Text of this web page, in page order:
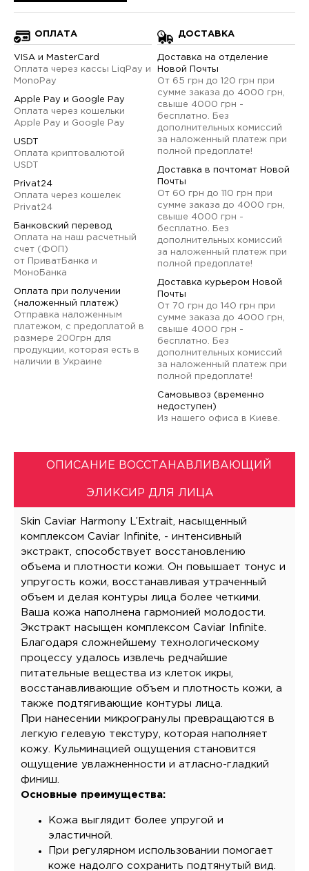
ОПЛАТА
VISA и MasterCard
Оплата через кассы LiqPay и
MonoPay
Apple Pay и Google Pay
Оплата через кошельки
Apple Pay и Google Pay
USDT
Оплата криптовалютой
USDT
Privat24
Оплата через кошелек
Privat24
Банковский перевод
Оплата на наш расчетный
счет (ФОП)
от ПриватБанка и
МоноБанка
Оплата при получении
(наложенный платеж)
Отправка наложенным
платежом, с предоплатой в
размере 200грн для
продукции, которая есть в
наличии в Украине
ДОСТАВКА
Доставка на отделение
Новой Почты
От 65 грн до 120 грн при
сумме заказа до 4000 грн,
свыше 4000 грн -
бесплатно. Без
дополнительных комиссий
за наложенный платеж при
полной предоплате!
Доставка в почтомат Новой
Почты
От 60 грн до 110 грн при
сумме заказа до 4000 грн,
свыше 4000 грн -
бесплатно. Без
дополнительных комиссий
за наложенный платеж при
полной предоплате!
Доставка курьером Новой
Почты
От 70 грн до 140 грн при
сумме заказа до 4000 грн,
свыше 4000 грн -
бесплатно. Без
дополнительных комиссий
за наложенный платеж при
полной предоплате!
Самовывоз (временно
недоступен)
Из нашего офиса в Киеве.
ОПИСАНИЕ ВОССТАНАВЛИВАЮЩИЙ
ЭЛИКСИР ДЛЯ ЛИЦА
Skin Caviar Harmony L’Extrait, насыщенный
комплексом Caviar Infinite, - интенсивный
экстракт, способствует восстановлению
объема и плотности кожи. Он повышает тонус и
упругость кожи, восстанавливая утраченный
объем и делая контуры лица более четкими.
Ваша кожа наполнена гармонией молодости.
Экстракт насыщен комплексом Caviar Infinite.
Благодаря сложнейшему технологическому
процессу удалось извлечь редчайшие
питательные вещества из клеток икры,
восстанавливающие объем и плотность кожи, а
также подтягивающие контуры лица.
При нанесении микрогранулы превращаются в
легкую гелевую текстуру, которая наполняет
кожу. Кульминацией ощущения становится
ощущение увлажненности и атласно-гладкий
финиш.
Основные преимущества:
Кожа выглядит более упругой и
эластичной.
При регулярном использовании помогает
коже надолго сохранить подтянутый вид.